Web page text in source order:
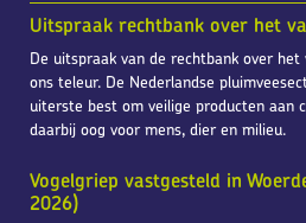
Uitspraak rechtbank over het
De uitspraak van de rechtbank over
ons teleur. De Nederlandse
uiterste best om veilige producten aan
daarbij oog voor mens, dier en milieu.
Vogelgriep vastgesteld in
2026)